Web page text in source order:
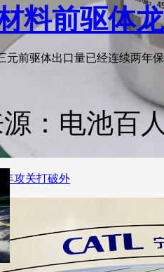
年攻关打破外
料前驱体
元前驱体出口量已经连续两年
：电池百